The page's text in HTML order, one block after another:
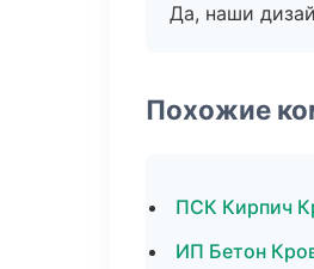
Да, наши
Похожие
ПСК Кирпич
ИП Бетон